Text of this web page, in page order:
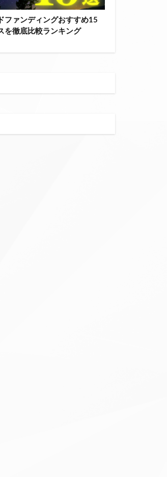
ファンディングおすすめ15
を徹底比較ランキング